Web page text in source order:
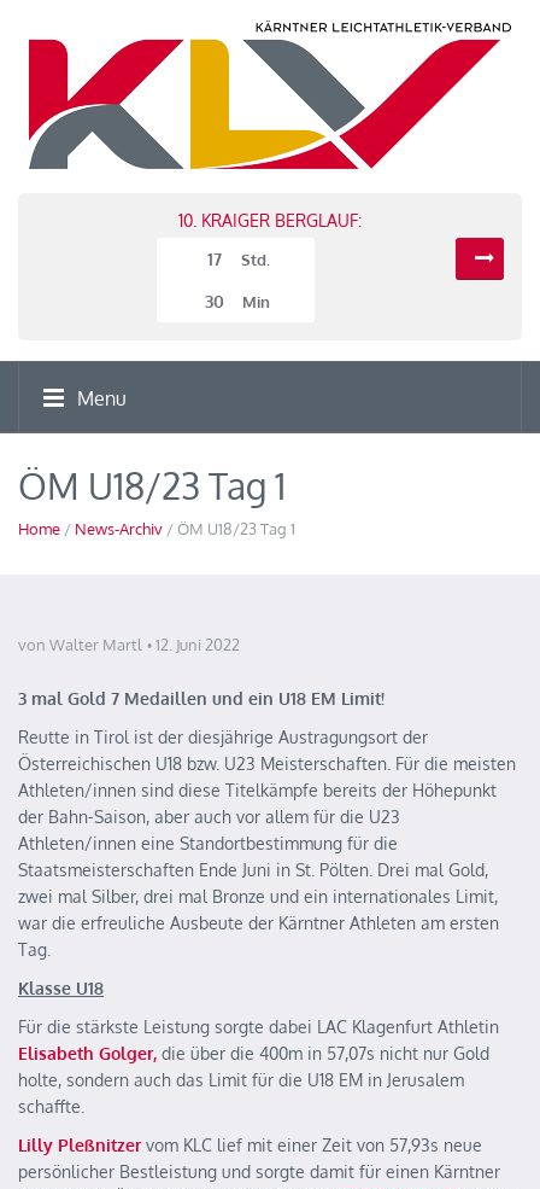
10. KRAIGER BERGLAUF:
17
Std.
30 Min
Menu
ÖM U18/23 Tag 1
Home / News-Archiv / ÖM U18/23 Tag 1
von Walter Martl 12. Juni 2022
3 mal Gold 7 Medaillen und ein U18 EM Limit!
Reutte in Tirol ist der diesjährige Austragungsort der
Österreichischen U18 bzw. U23 Meisterschaften. Für die meisten
Athleten/innen sind diese Titelkämpfe bereits der Höhepunkt
der Bahn-Saison, aber auch vor allem für die U23
Athleten/innen eine Standortbestimmung für die
Staatsmeisterschaften Ende Juni in St. Pölten. Drei mal Gold,
zwei mal Silber, drei mal Bronze und ein internationales Limit,
war die erfreuliche Ausbeute der Kärntner Athleten am ersten
Tag.
Klasse U18
Für die stärkste Leistung sorgte dabei LAC Klagenfurt Athletin
Elisabeth Golger, die über die 400m in 57,07s nicht nur Gold
holte, sondern auch das Limit für die U18 EM in Jerusalem
schaffte.
Lilly Pleßnitzervom KLC lief mit einer Zeit von 57,93s neue
persönlicher Bestleistung und sorgte damit für einen Kärntner